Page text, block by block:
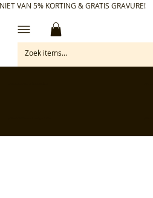
VAN 5% KORTING & GRATIS GRAVURE!